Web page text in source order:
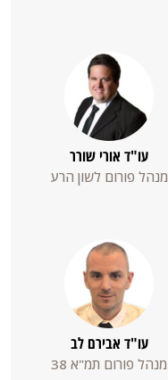
עו"ד אורי שורר
מנהל פורום לשון הרע
עו"ד אבירם לב
מנהל פורום תמ"א 38